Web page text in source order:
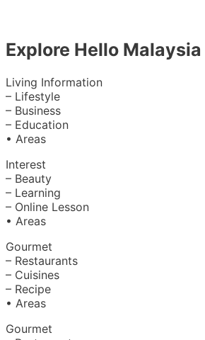
Explore Hello Malaysia
Living Information
– Lifestyle
– Business
– Education
• Areas
Interest
– Beauty
– Learning
– Online Lesson
• Areas
Gourmet
– Restaurants
– Cuisines
– Recipe
• Areas
Gourmet